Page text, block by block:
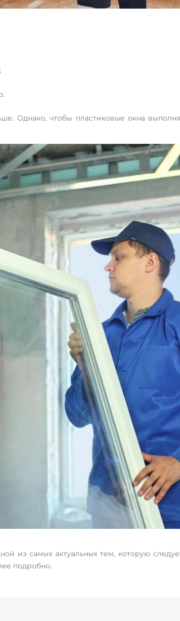
Однако, чтобы пластиковые окна
из самых актуальных тем, которую
подробно.